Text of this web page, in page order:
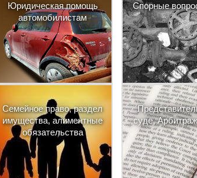
Юридическая помощь
автомобилистам
Спорные
Семейное право, раздел
имущества, алиментные
обязательства
суде,